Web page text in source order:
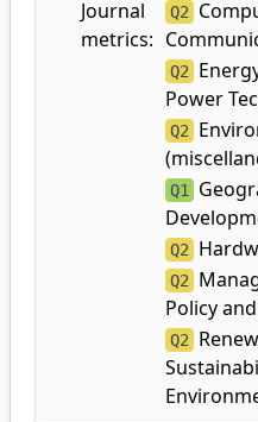
Journal
metrics:
Q2
Q2
Power
Q2
Q1
Q2
Q2
Policy
Q2